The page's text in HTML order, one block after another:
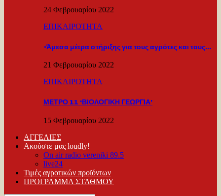
24 Φεβρουαρίου 2022
ΕΠΙΚΑΙΡΟΤΗΤΑ
«Άμεσα μέτρα στήριξης για τους αγρότες και τους…
21 Φεβρουαρίου 2022
ΕΠΙΚΑΙΡΟΤΗΤΑ
ΜΕΤΡΟ 11 ‘ΒΙΟΛΟΓΙΚΗ ΓΕΩΡΓΙΑ’
15 Φεβρουαρίου 2022
ΑΓΓΕΛΙΕΣ
Ακούστε μας loudly!
On air radio vereniki 89.5
live24
Τιμές αγροτικών προϊόντων
ΠΡΟΓΡΑΜΜΑ ΣΤΑΘΜΟΥ